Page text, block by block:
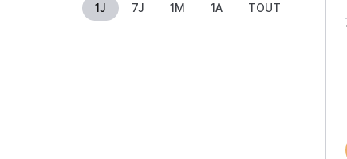
1J 7J 1M 1A TOUT